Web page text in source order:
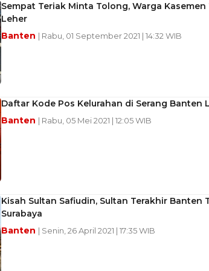
Sempat Teriak Minta Tolong, Warga
Leher
Banten | Rabu, 01 September 2021 | 14:32 WIB
Daftar Kode Pos Kelurahan di Serang Banten
Banten | Rabu, 05 Mei 2021 | 12:05 WIB
Kisah Sultan Safiudin, Sultan Terakhir Banten
Surabaya
Banten | Senin, 26 April 2021 | 17:35 WIB